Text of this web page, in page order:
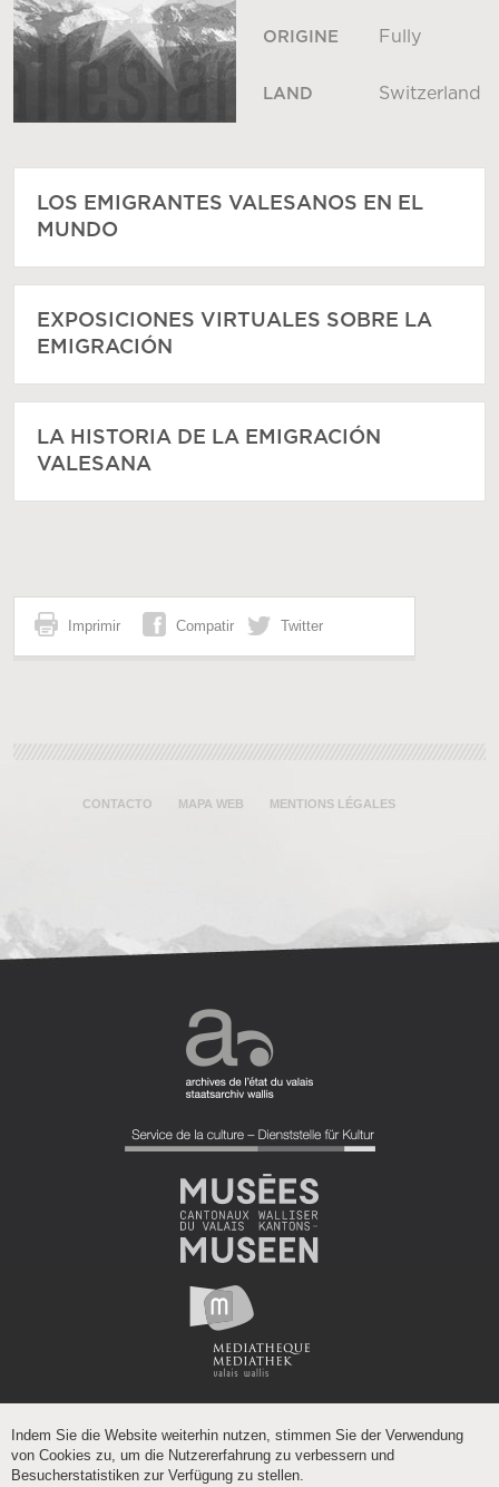
ORIGINE Fully
LAND Switzerland
LOS EMIGRANTES VALESANOS EN EL
MUNDO
EXPOSICIONES VIRTUALES SOBRE LA
EMIGRACIÓN
LA HISTORIA DE LA EMIGRACIÓN
VALESANA
Imprimir Compatir Twitter
CONTACTO MAPA WEB MENTIONS LÉGALES
Indem Sie die Website weiterhin nutzen, stimmen Sie der Verwendung
von Cookies zu, um die Nutzererfahrung zu verbessern und
Besucherstatistiken zur Verfügung zu stellen.